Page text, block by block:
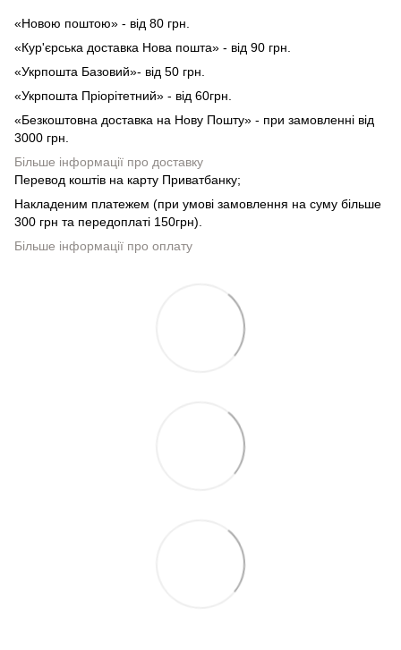
«Новою поштою» - від 80 грн.
«Кур'єрська доставка Нова пошта» - від 90 грн.
«Укрпошта Базовий»- від 50 грн.
«Укрпошта Пріорітетний» - від 60грн.
«Безкоштовна доставка на Нову Пошту» - при замовленні від
3000 грн.
Більше інформації про доставку
Перевод коштів на карту Приватбанку;
Накладеним платежем (при умові замовлення на суму більше
300 грн та передоплаті 150грн).
Більше інформації про оплату